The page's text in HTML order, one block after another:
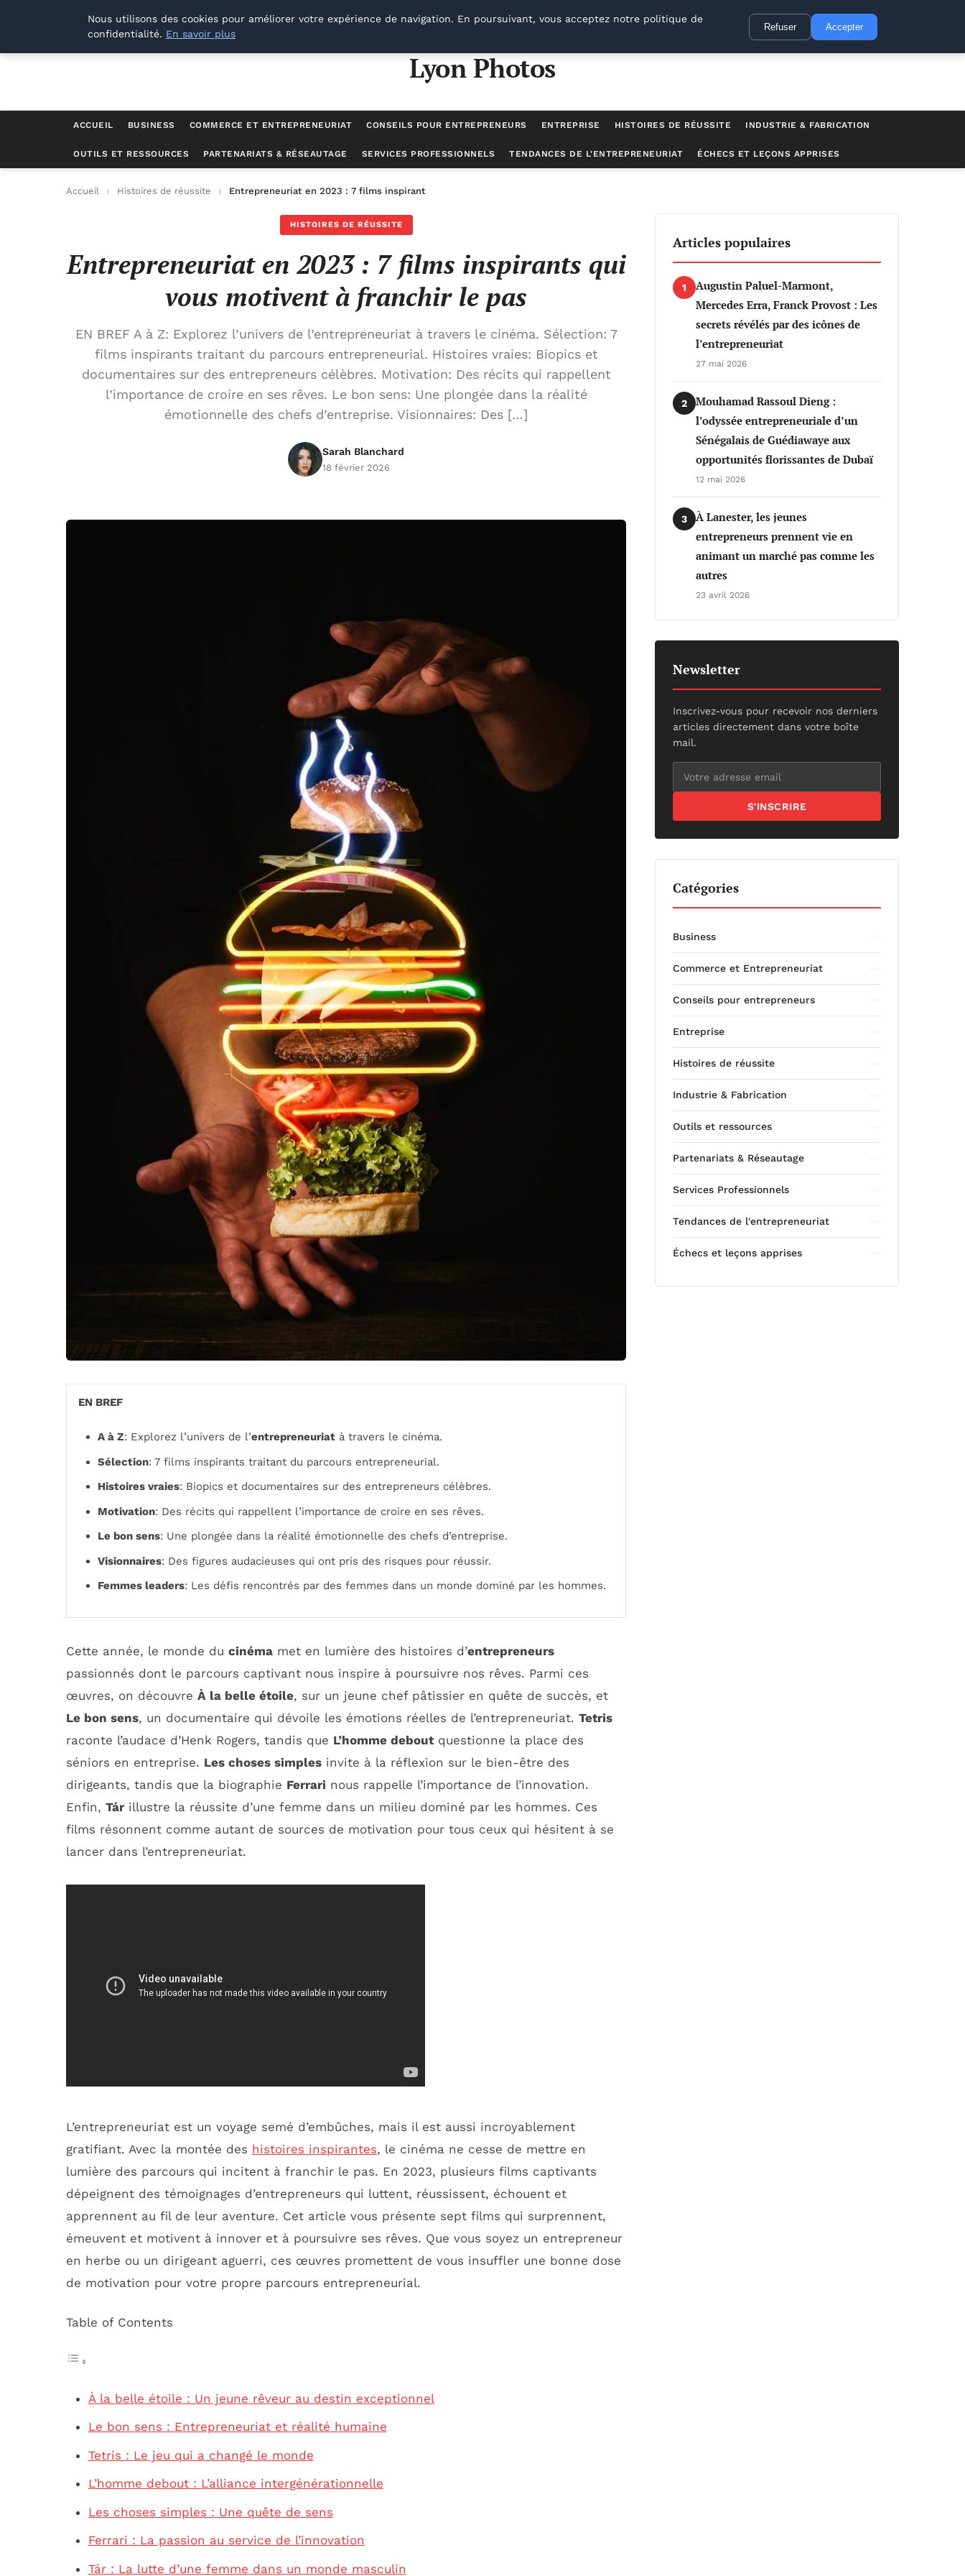
Lyon Photos
Lyon Photos
ACCUEIL BUSINESS COMMERCE ET ENTREPRENEURIAT CONSEILS POUR ENTREPRENEURS ENTREPRISE HISTOIRES DE RÉUSSITE INDUSTRIE & FABRICATION
OUTILS ET RESSOURCES PARTENARIATS & RÉSEAUTAGE SERVICES PROFESSIONNELS TENDANCES DE L'ENTREPRENEURIAT ÉCHECS ET LEÇONS APPRISES
Accueil Histoires de réussite Entrepreneuriat en 2023 : 7 films inspirants qui vous motivent à franchir le pas
HISTOIRES DE RÉUSSITE
Entrepreneuriat en 2023 : 7 films inspirants qui
vous motivent à franchir le pas
EN BREF A à Z: Explorez l’univers de l’entrepreneuriat à travers le cinéma. Sélection: 7
films inspirants traitant du parcours entrepreneurial. Histoires vraies: Biopics et
documentaires sur des entrepreneurs célèbres. Motivation: Des récits qui rappellent
l’importance de croire en ses rêves. Le bon sens: Une plongée dans la réalité
émotionnelle des chefs d’entreprise. Visionnaires: Des […]
Sarah Blanchard
18 février 2026
EN BREF
A à Z: Explorez l’univers de l’entrepreneuriat à travers le cinéma.
Sélection: 7 films inspirants traitant du parcours entrepreneurial.
Histoires vraies: Biopics et documentaires sur des entrepreneurs célèbres.
Motivation: Des récits qui rappellent l’importance de croire en ses rêves.
Le bon sens: Une plongée dans la réalité émotionnelle des chefs d’entreprise.
Visionnaires: Des figures audacieuses qui ont pris des risques pour réussir.
Femmes leaders: Les défis rencontrés par des femmes dans un monde dominé par les hommes.
Cette année, le monde du cinéma met en lumière des histoires d’entrepreneurs
passionnés dont le parcours captivant nous inspire à poursuivre nos rêves. Parmi ces
œuvres, on découvre À la belle étoile, sur un jeune chef pâtissier en quête de succès, et
Le bon sens, un documentaire qui dévoile les émotions réelles de l’entrepreneuriat. Tetris
raconte l’audace d’Henk Rogers, tandis que L’homme deboutquestionne la place des
séniors en entreprise. Les choses simples invite à la réflexion sur le bien-être des
dirigeants, tandis que la biographie Ferrari nous rappelle l’importance de l’innovation.
Enfin, Tár illustre la réussite d’une femme dans un milieu dominé par les hommes. Ces
films résonnent comme autant de sources de motivation pour tous ceux qui hésitent à se
lancer dans l’entrepreneuriat.
L’entrepreneuriat est un voyage semé d’embûches, mais il est aussi incroyablement
gratifiant. Avec la montée des histoires inspirantes, le cinéma ne cesse de mettre en
lumière des parcours qui incitent à franchir le pas. En 2023, plusieurs films captivants
dépeignent des témoignages d’entrepreneurs qui luttent, réussissent, échouent et
apprennent au fil de leur aventure. Cet article vous présente sept films qui surprennent,
émeuvent et motivent à innover et à poursuivre ses rêves. Que vous soyez un entrepreneur
en herbe ou un dirigeant aguerri, ces œuvres promettent de vous insuffler une bonne dose
de motivation pour votre propre parcours entrepreneurial.
Table of Contents
À la belle étoile : Un jeune rêveur au destin exceptionnel
Le bon sens : Entrepreneuriat et réalité humaine
Tetris : Le jeu qui a changé le monde
L’homme debout : L’alliance intergénérationnelle
Les choses simples : Une quête de sens
Ferrari : La passion au service de l’innovation
Tár : La lutte d’une femme dans un monde masculin
Articles populaires
1
Augustin Paluel-Marmont,
Mercedes Erra, Franck Provost : Les
secrets révélés par des icônes de
l’entrepreneuriat
27 mai 2026
2
Mouhamad Rassoul Dieng :
l’odyssée entrepreneuriale d’un
Sénégalais de Guédiawaye aux
opportunités florissantes de Dubaï
12 mai 2026
3
À Lanester, les jeunes
entrepreneurs prennent vie en
animant un marché pas comme les
autres
23 avril 2026
Newsletter
Inscrivez-vous pour recevoir nos derniers
articles directement dans votre boîte
mail.
S'INSCRIRE
Catégories
Business
Commerce et Entrepreneuriat
Conseils pour entrepreneurs
Entreprise
Histoires de réussite
Industrie & Fabrication
Outils et ressources
Partenariats & Réseautage
Services Professionnels
Tendances de l'entrepreneuriat
Échecs et leçons apprises
Nous utilisons des cookies pour améliorer votre expérience de navigation. En poursuivant, vous acceptez notre politique de
confidentialité. En savoir plus
Refuser Accepter